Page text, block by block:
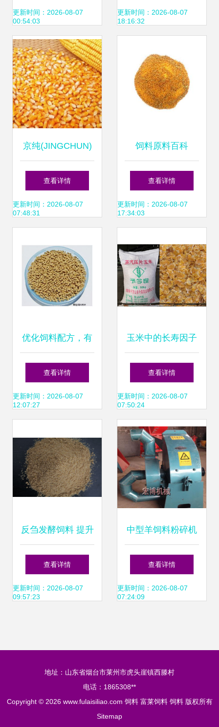
更新时间：2026-08-07
00:54:03
更新时间：2026-08-07
18:16:32
京纯(JINGCHUN)
鸡饲料 农家自产的
优质饲料选择
查看详情
更新时间：2026-08-07
07:48:31
饲料原料百科
查看详情
更新时间：2026-08-07
17:34:03
优化饲料配方，有
效控制养殖成本
查看详情
更新时间：2026-08-07
12:07:27
玉米中的长寿因子
金良农业如何通过
玉米片饲料推动养
殖健康
查看详情
更新时间：2026-08-07
07:50:24
反刍发酵饲料 提升
畜牧生产效益的创
新选择
查看详情
更新时间：2026-08-07
09:57:23
中型羊饲料粉碎机
与大型双沙克龙粉
碎机 多功能杂草粉
查看详情
更新时间：2026-08-07
07:24:09
地址：山东省烟台市莱州市虎头崖镇西滕村
电话：1865308**
Copyright © 2026 www.fulaisiliao.com 饲料 富莱饲料 饲料版权所有
Sitemap